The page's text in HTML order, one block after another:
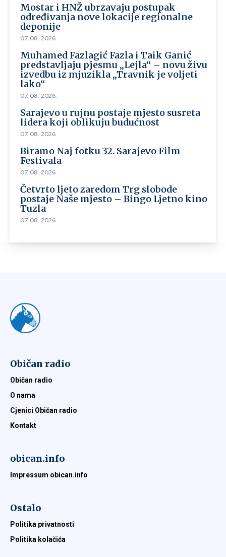
Mostar i HNŽ ubrzavaju postupak
određivanja nove lokacije regionalne
deponije
07. 08. 2026.
Muhamed Fazlagić Fazla i Taik Ganić
predstavljaju pjesmu „Lejla“ – novu živu
izvedbu iz mjuzikla „Travnik je voljeti
lako“
07. 08. 2026.
Sarajevo u rujnu postaje mjesto susreta
lidera koji oblikuju budućnost
07. 08. 2026.
Biramo Naj fotku 32. Sarajevo Film
Festivala
07. 08. 2026.
Četvrto ljeto zaredom Trg slobode
postaje Naše mjesto – Bingo Ljetno kino
Tuzla
07. 08. 2026.
Običan radio
Običan radio
O nama
Cjenici Običan radio
Kontakt
obican.info
Impressum obican.info
Ostalo
Politika privatnosti
Politika kolačića